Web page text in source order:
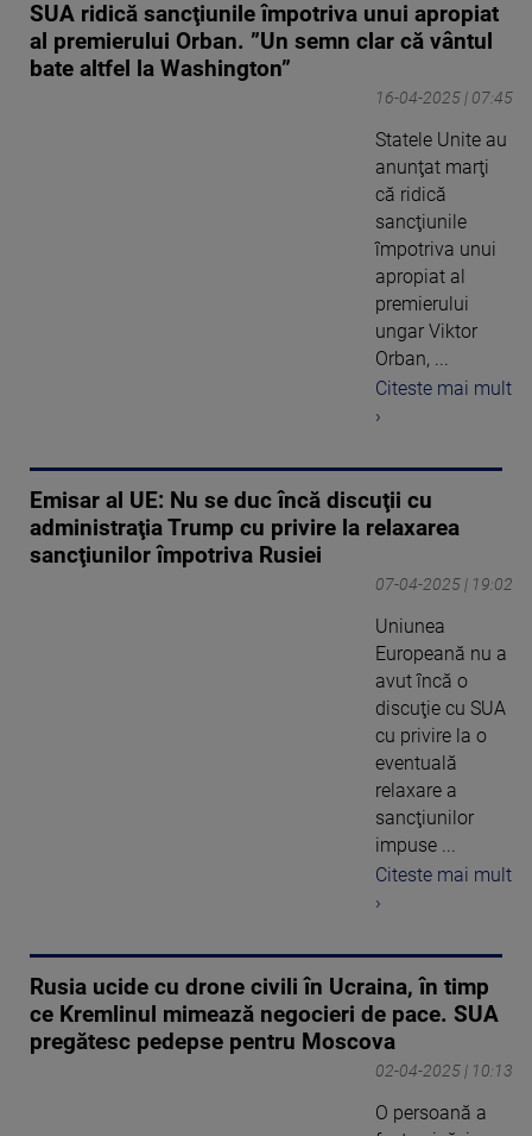
SUA ridică sancţiunile împotriva unui apropiat
al premierului Orban. ”Un semn clar că vântul
bate altfel la Washington”
16-04-2025 | 07:45
Statele Unite au
anunţat marţi
că ridică
sancţiunile
împotriva unui
apropiat al
premierului
ungar Viktor
Orban, ...
Citeste mai mult
›
Emisar al UE: Nu se duc încă discuţii cu
administraţia Trump cu privire la relaxarea
sancţiunilor împotriva Rusiei
07-04-2025 | 19:02
Uniunea
Europeană nu a
avut încă o
discuţie cu SUA
cu privire la o
eventuală
relaxare a
sancţiunilor
impuse ...
Citeste mai mult
›
Rusia ucide cu drone civili în Ucraina, în timp
ce Kremlinul mimează negocieri de pace. SUA
pregătesc pedepse pentru Moscova
02-04-2025 | 10:13
O persoană a